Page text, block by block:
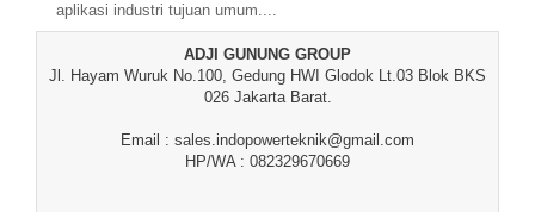
aplikasi industri tujuan umum....
ADJI GUNUNG GROUP
Jl. Hayam Wuruk No.100, Gedung HWI Glodok Lt.03 Blok BKS
026 Jakarta Barat.
Email : sales.indopowerteknik@gmail.com
HP/WA : 082329670669